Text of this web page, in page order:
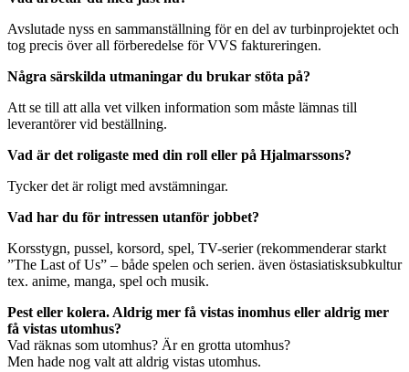
Avslutade nyss en sammanställning för en del av turbinprojektet och
tog precis över all förberedelse för VVS faktureringen.
Några särskilda utmaningar du brukar stöta på?
Att se till att alla vet vilken information som måste lämnas till
leverantörer vid beställning.
Vad är det roligaste med din roll eller på Hjalmarssons?
Tycker det är roligt med avstämningar.
Vad har du för intressen utanför jobbet?
Korsstygn, pussel, korsord, spel, TV-serier (rekommenderar starkt
”The Last of Us” – både spelen och serien. även östasiatisksubkultur
tex. anime, manga, spel och musik.
Pest eller kolera. Aldrig mer få vistas inomhus eller aldrig mer
få vistas utomhus?
Vad räknas som utomhus? Är en grotta utomhus?
Men hade nog valt att aldrig vistas utomhus.